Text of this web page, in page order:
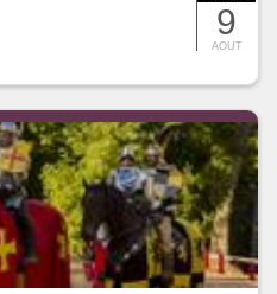
9
AOUT